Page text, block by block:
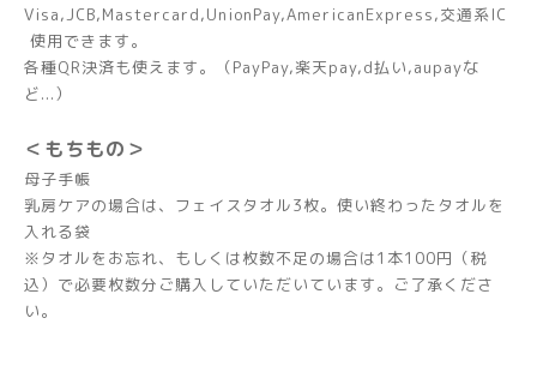
Visa,JCB,Mastercard,UnionPay,AmericanExpress,交通系IC
使用できます。
各種QR決済も使えます。（PayPay,楽天pay,d払い,aupayな
ど...）
＜もちもの＞
母子手帳
乳房ケアの場合は、フェイスタオル3枚。使い終わったタオルを
入れる袋
※タオルをお忘れ、もしくは枚数不足の場合は1本100円（税
込）で必要枚数分ご購入していただいています。ご了承くださ
い。